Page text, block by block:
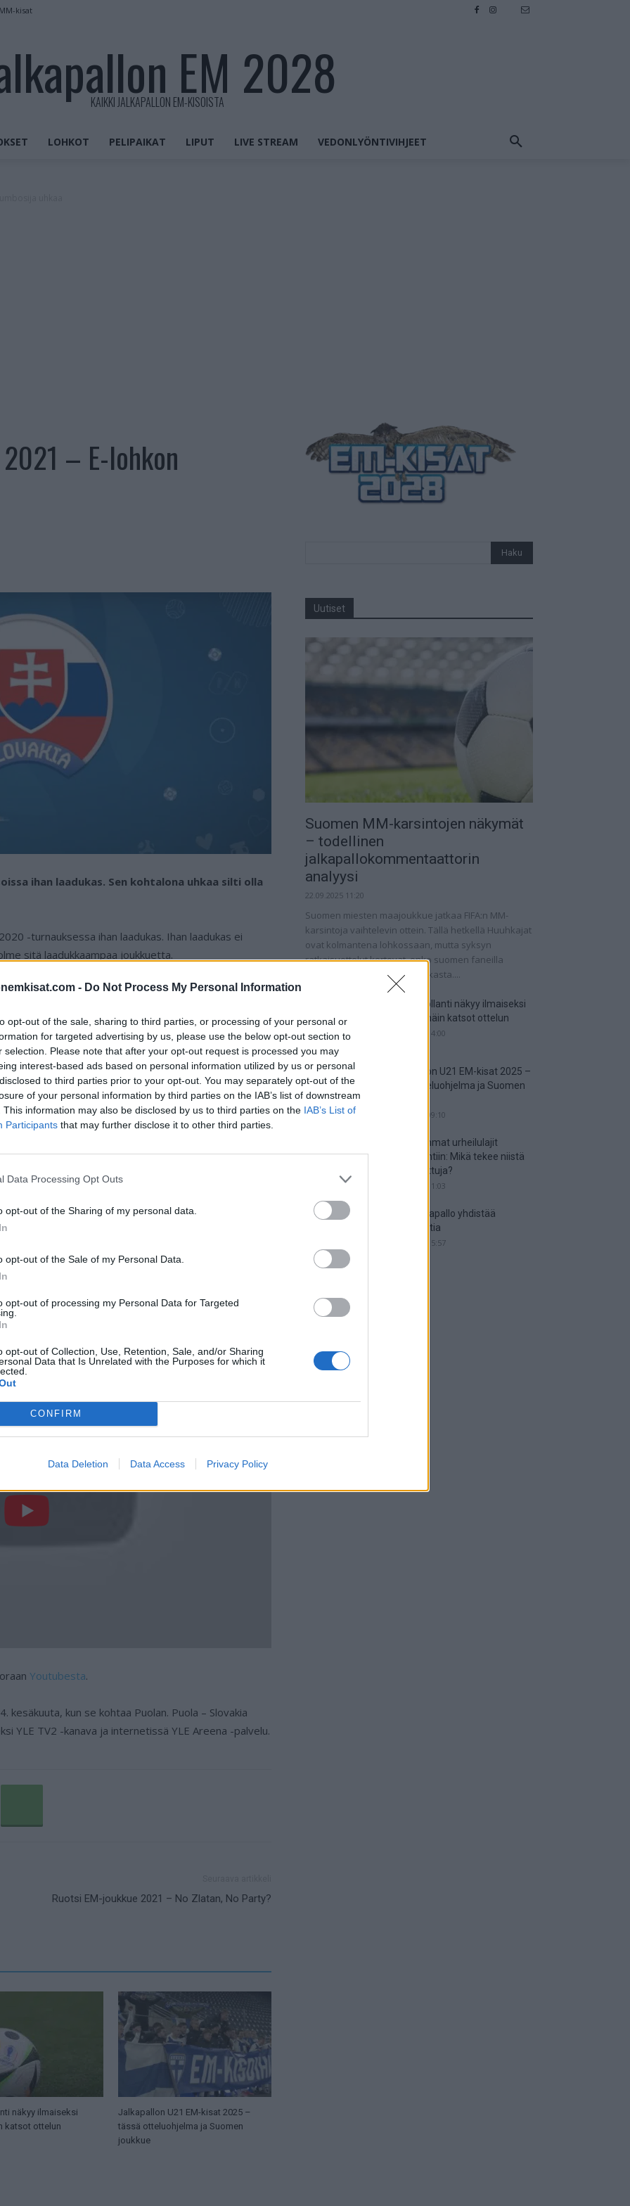
- Do Not Process My Personal Information
opt-out of the sale, sharing to third parties, or processing of your personal or
for targeted advertising by us, please use the below opt-out section to
selection. Please note that after your opt-out request is processed you may
interest-based ads based on personal information utilized by us or personal
to third parties prior to your opt-out. You may separately opt-out of the
of your personal information by third parties on the IAB’s list of downstream
This information may also be disclosed by us to third parties on the IAB’s List of
Participants that may further disclose it to other third parties.
Data Processing Opt Outs
opt-out of the Sharing of my personal data.
opt-out of the Sale of my Personal Data.
opt-out of processing my Personal Data for Targeted
opt-out of Collection, Use, Retention, Sale, and/or Sharing
Data that Is Unrelated with the Purposes for which it
CONFIRM
Data Deletion Data Access Privacy Policy
kisat
EM 2028
KAIKKI JALKAPALLON EM-KISOISTA
LOHKOT PELIPAIKAT LIPUT LIVE STREAM VEDONLYÖNTIVIHJEET
– E-lohkon
ihan laadukas. Sen kohtalona uhkaa silti olla
-turnauksessa ihan laadukas. Ihan laadukas ei
sitä laadukkaampaa joukkuetta.
, joka avaa maanantaina kisat Ruotsia vastaan.
on lohkon neljäs joukkue, joka on Slovakian selkeä
Kuciak (Lechia Gdańsk), Marek Rodák (Fulham)
Hubočan (Omonoia), Martin Koscelník (Liberec),
Poznań), Milan Škriniar (Inter Milan), Martin Valjent
Ondrej Duda (Köln), Ján Greguš (Minnesota), Marek
Jakub Hromada (Slavia Praha), Patrik Hrošovský
Tomáš Suslov (Groningen), Vladimír Weiss
Ďuriš (Omonoia), Róbert Mak (Ferencváros), Ivan
Youtubesta.
kesäkuuta, kun se kohtaa Puolan. Puola – Slovakia
YLE TV2 -kanava ja internetissä YLE Areena -palvelu.
Ruotsi EM-joukkue 2021 – No Zlatan, No Party?
näkyy ilmaiseksi
katsot ottelun
Jalkapallon U21 EM-kisat 2025 –
tässä otteluohjelma ja Suomen
joukkue
Uutiset
Suomen MM-karsintojen näkymät
– todellinen
jalkapallokommentaattorin
analyysi
22.09.2025 11:20
Suomen miesten maajoukkue jatkaa FIFA:n MM-
karsintoja vaihtelevin ottein. Tällä hetkellä Huuhkajat
ovat kolmantena lohkossaan, mutta syksyn
ratkaisuottelut kertovat, onko suomen faneilla
realistista unelmoida kisapaikasta....
Suomi-Hollanti näkyy ilmaiseksi
TV:stä – näin katsot ottelun
06.06.2025 14:00
Jalkapallon U21 EM-kisat 2025 –
tässä otteluohjelma ja Suomen
18.05.2025 09:10
Suosituimmat urheilulajit
vedonlyöntiin: Mikä tekee niistä
niin suosittuja?
05.05.2025 11:03
Miten jalkapallo yhdistää
kansakuntia
25.04.2025 15:57